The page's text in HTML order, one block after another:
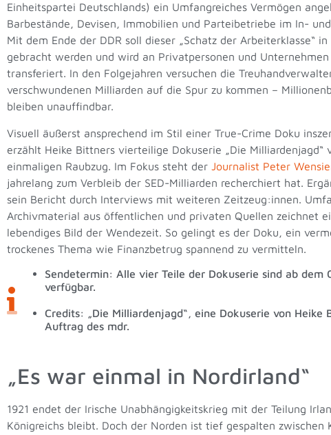
Einheitspartei Deutschlands) ein Umfangreiches Vermögen
Barbestände, Devisen, Immobilien und Parteibetriebe im In-
Mit dem Ende der DDR soll dieser „Schatz der Arbeiterklasse“
gebracht werden und wird an Privatpersonen und Unternehmen
transferiert. In den Folgejahren versuchen die
verschwundenen Milliarden auf die Spur zu kommen –
bleiben unauffindbar.
Visuell äußerst ansprechend im Stil einer True-Crime Doku
erzählt Heike Bittners vierteilige Dokuserie „Die Milliardenjagd“
einmaligen Raubzug. Im Fokus steht der Journalist Peter
jahrelang zum Verbleib der SED-Milliarden recherchiert hat.
sein Bericht durch Interviews mit weiteren Zeitzeug:innen.
Archivmaterial aus öffentlichen und privaten Quellen zeichnet
lebendiges Bild der Wendezeit. So gelingt es der Doku, ein
trockenes Thema wie Finanzbetrug spannend zu vermitteln.
Sendetermin: Alle vier Teile der Dokuserie sind ab dem
verfügbar.
Credits: „Die Milliardenjagd“, eine Dokuserie von Heike
Auftrag des mdr.
„Es war einmal in Nordirland“
1921 endet der Irische Unabhängigkeitskrieg mit der Teilung
Königreichs bleibt. Doch der Norden ist tief gespalten